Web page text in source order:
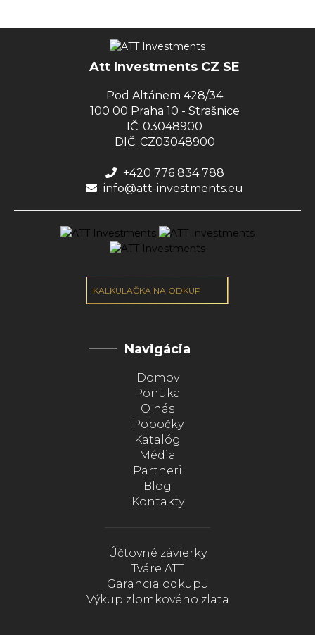
Att Investments CZ SE
Pod Altánem 428/34
100 00 Praha 10 - Strašnice
IČ: 03048900
DIČ: CZ03048900
+420 776 834 788
info@att-investments.eu
KALKULAČKA NA ODKUP
Navigácia
Domov
Ponuka
O nás
Pobočky
Katalóg
Média
Partneri
Blog
Kontakty
Účtovné závierky
Tváre ATT
Garancia odkupu
Výkup zlomkového zlata